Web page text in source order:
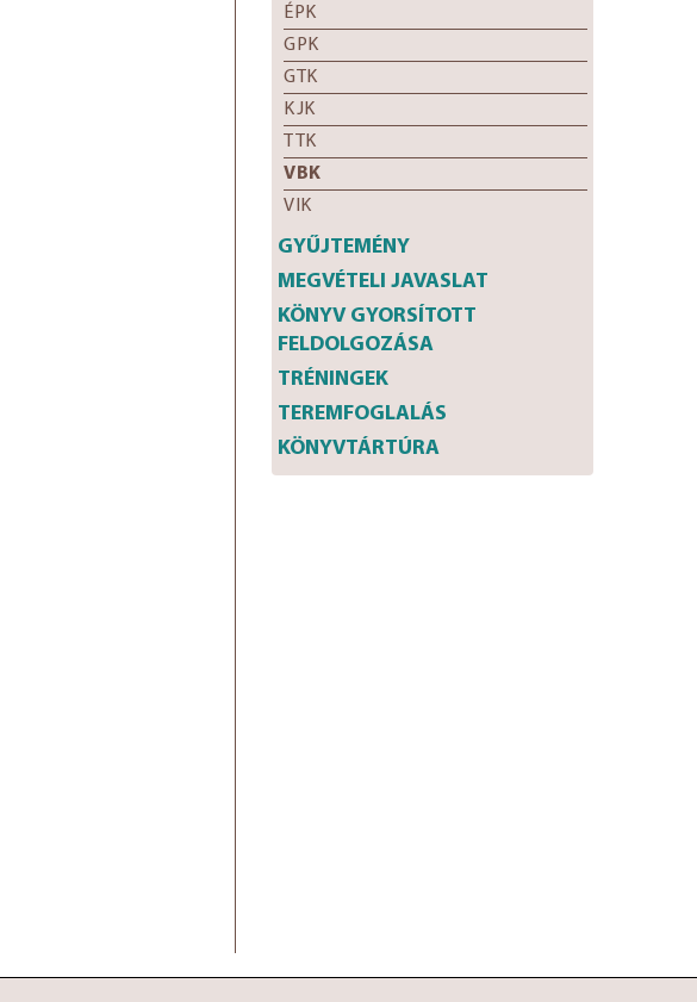
ÉPK
GPK
GTK
KJK
TTK
VBK
VIK
GYŰJTEMÉNY
MEGVÉTELI JAVASLAT
KÖNYV GYORSÍTOTT
FELDOLGOZÁSA
TRÉNINGEK
TEREMFOGLALÁS
KÖNYVTÁRTÚRA